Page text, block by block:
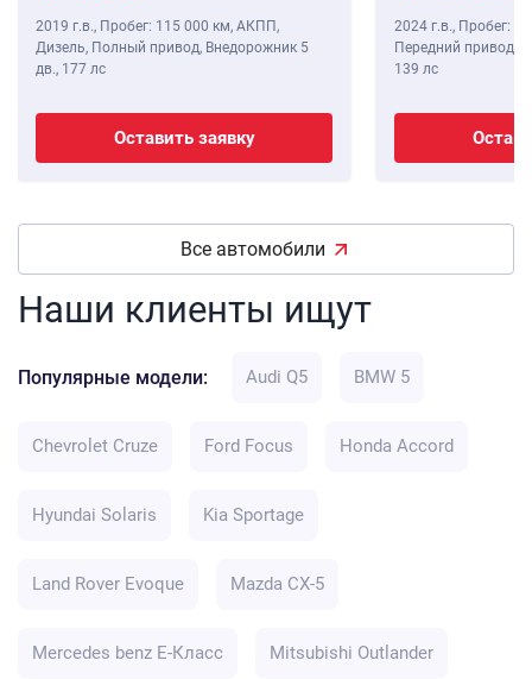
2019 г.в., Пробег: 115 000 км, АКПП,
Дизель, Полный привод, Внедорожник 5
дв., 177 лс
Оставить заявку
2024 г.в., Пробег: 8
Передний привод,
139 лс
Все автомобили
Наши клиенты ищут
Популярные модели: Audi Q5 BMW 5
Chevrolet Cruze Ford Focus Honda Accord
Hyundai Solaris Kia Sportage
Land Rover Evoque Mazda CX-5
Mercedes benz E-Класс Mitsubishi Outlander